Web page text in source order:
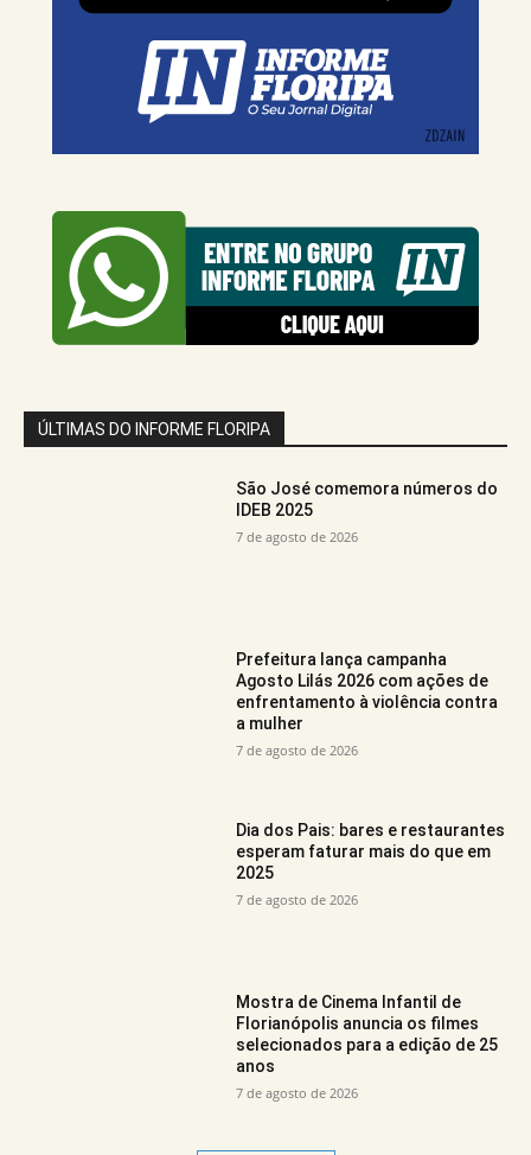
ÚLTIMAS DO INFORME FLORIPA
São José comemora números do
IDEB 2025
7 de agosto de 2026
Prefeitura lança campanha
Agosto Lilás 2026 com ações de
enfrentamento à violência contra
a mulher
7 de agosto de 2026
Dia dos Pais: bares e restaurantes
esperam faturar mais do que em
2025
7 de agosto de 2026
Mostra de Cinema Infantil de
Florianópolis anuncia os filmes
selecionados para a edição de 25
anos
7 de agosto de 2026